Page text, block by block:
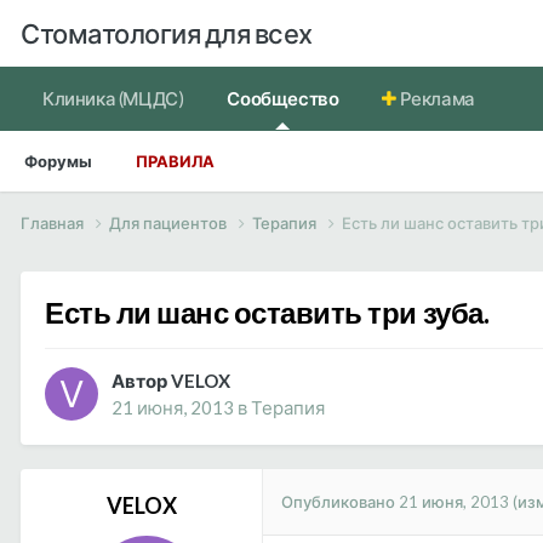
Стоматология для всех
Клиника (МЦДС) Сообщество
Форумы ПРАВИЛА
Реклама
Главная Для пациентов Терапия Есть ли шанс оставить
Есть ли шанс оставить три зуба.
Автор VELOX
21 июня, 2013 вТерапия
VELOX Опубликовано 21 июня, 2013